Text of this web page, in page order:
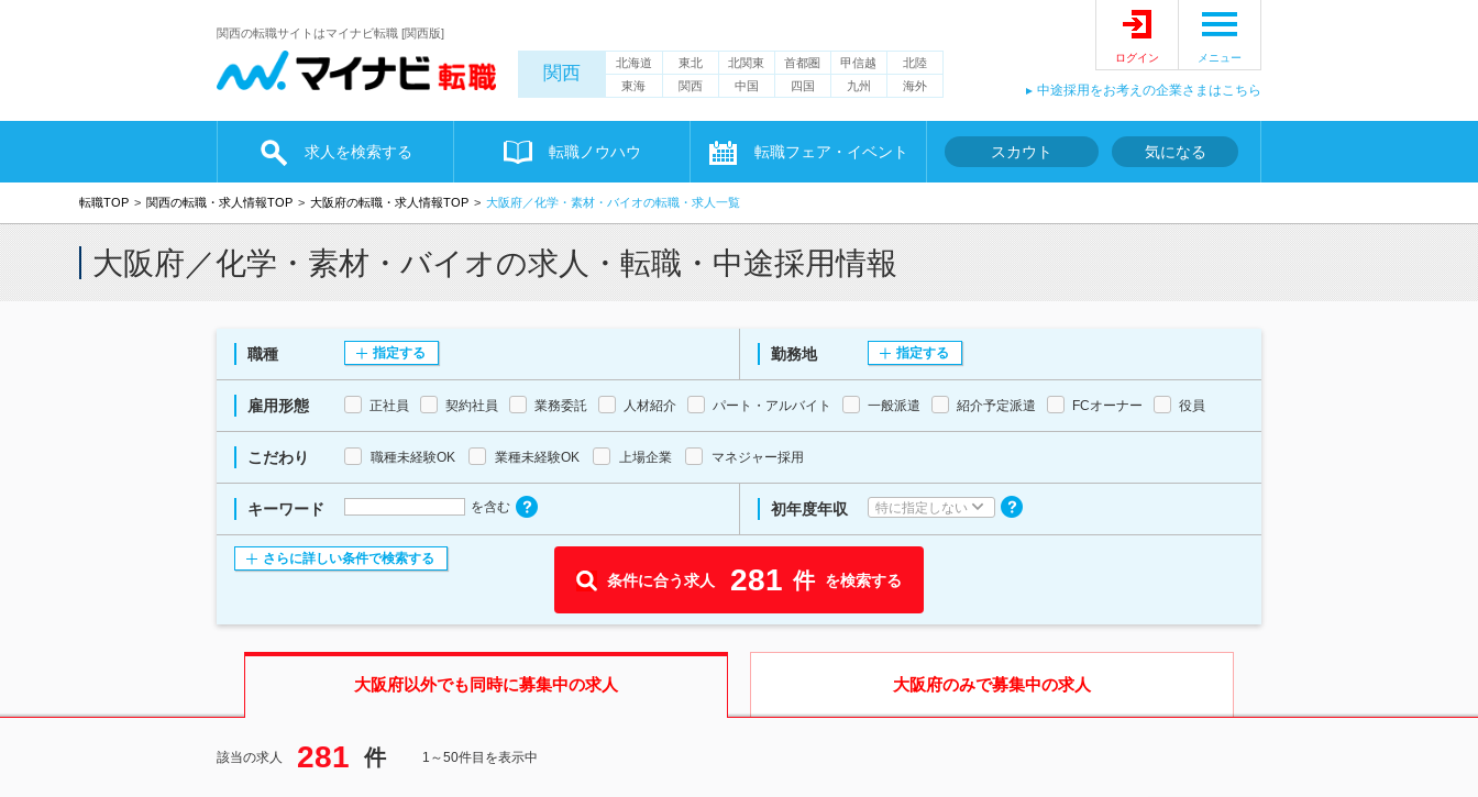
関西の転職サイトはマイナビ転職 [関西版]
関西 北海道 東北 北関東 首都圏 甲信越
北陸
東海
関西 中国 四国 九州 海外
ログイン メニュー
中途採用をお考えの企業さまはこちら
求人を検索する 転職ノウハウ 転職フェア・イベント スカウト 気になる
転職TOP 関西の転職・求人情報TOP 大阪府の転職・求人情報TOP 大阪府／化学・素材・バイオの転職・求人一覧
大阪府／化学・素材・バイオの求人・転職・中途採用情報
職種 指定する 勤務地 指定する
雇用形態 正社員 契約社員 業務委託 人材紹介 パート・アルバイト 一般派遣 紹介予定派遣 FCオーナー 役員
こだわり 職種未経験OK 業種未経験OK 上場企業 マネジャー採用
キーワード を含む 初年度年収 特に指定しない
さらに詳しい条件で検索する
条件に合う求人 281 件 を検索する
大阪府以外でも同時に募集中の求人 大阪府のみで募集中の求人
該当の求人 281 件 1～50件目を表示中